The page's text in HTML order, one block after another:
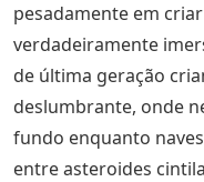
pesadamente em
verdadeiramente
de última geração
deslumbrante, onde
fundo enquanto
entre asteroides